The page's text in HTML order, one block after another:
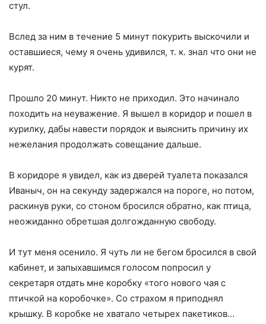
стул.
Вслед за ним в течение 5 минут покурить выскочили и
оставшиеся, чему я очень удивился, т. к. знал что они не
курят.
Прошло 20 минут. Никто не приходил. Это начинало
походить на неуважение. Я вышел в коридор и пошел в
курилку, дабы навести порядок и выяснить причину их
нежелания продолжать совещание дальше.
В коридоре я увидел, как из дверей туалета показался
Иваныч, он на секунду задержался на пороге, но потом,
раскинув руки, со стоном бросился обратно, как птица,
неожиданно обретшая долгожданную свободу.
И тут меня осенило. Я чуть ли не бегом бросился в свой
кабинет, и запыхавшимся голосом попросил у
секретаря отдать мне коробку «того нового чая с
птичкой на коробочке». Со страхом я приподнял
крышку. В коробке не хватало четырех пакетиков…